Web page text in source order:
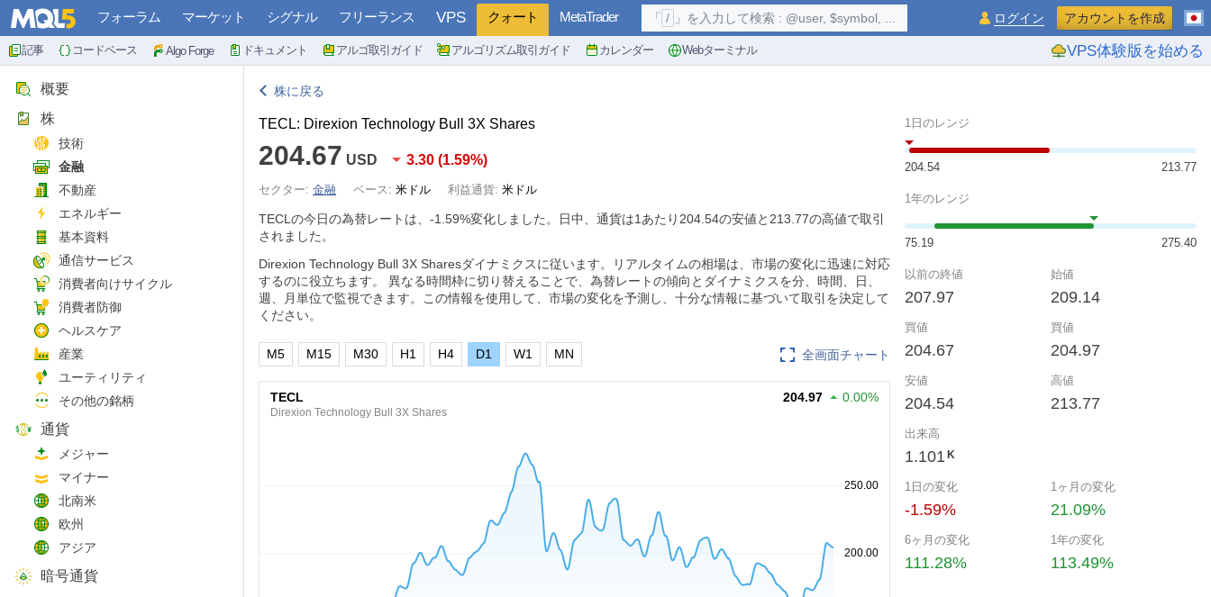
フォーラム マーケット シグナル フリーランス VPS クォート MetaTrader
記事 コードベース Algo Forge ドキュメント アルゴ取引ガイド アルゴリズム取引ガイド カレンダー Webターミナル VPS体験版を始める
「 / 」を入力して検索 : @user, $symbol, ... ログイン アカウントを作成
概要
株
技術
金融
不動産
エネルギー
基本資料
通信サービス
消費者向けサイクル
消費者防御
ヘルスケア
産業
ユーティリティ
その他の銘柄
通貨
メジャー
マイナー
北南米
欧州
アジア
暗号通貨
株に戻る
TECL: Direxion Technology Bull 3X Shares
204.67 USD 3.30 (1.59%)
セクター: 金融 ベース: 米ドル 利益通貨: 米ドル
TECLの今日の為替レートは、 -1.59%変化しました。日中、通貨は1あたり204.54の安値と213.77の高値で取引
されました。
Direxion Technology Bull 3X Sharesダイナミクスに従います。リアルタイムの相場は、市場の変化に迅速に対応
するのに役立ちます。 異なる時間枠に切り替えることで、為替レートの傾向とダイナミクスを分、時間、日、
週、月単位で監視できます。この情報を使用して、市場の変化を予測し、十分な情報に基づいて取引を決定して
ください。
全画面チャート
M5 M15 M30 H1 H4 D1 W1 MN
TECL
Direxion Technology Bull 3X Shares
204.97 0.00%
1日のレンジ
204.54 213.77
1年のレンジ
75.19 275.40
以前の終値
207.97
始値
209.14
買値
204.67
買値
204.97
安値
204.54
高値
213.77
出来高
1.101 K
1日の変化
-1.59%
1ヶ月の変化
21.09%
6ヶ月の変化
111.28%
1年の変化
113.49%